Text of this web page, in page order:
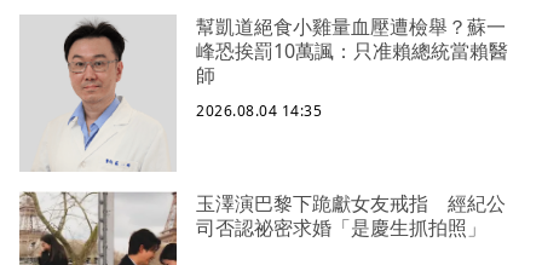
幫凱道絕食小雞量血壓遭檢舉？蘇一
峰恐挨罰10萬諷：只准賴總統當賴醫
師
2026.08.04 14:35
玉澤演巴黎下跪獻女友戒指 經紀公
司否認祕密求婚「是慶生抓拍照」